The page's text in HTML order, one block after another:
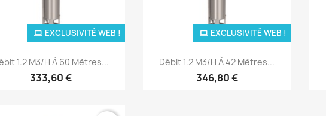
Aperçu rapide
1.2 M3/H À 60 Mètres...
333,60 €
EXCLUSIVITÉ WEB !
Aperçu rapide
Débit 1.2 M3/H À 42 Mètres...
346,80 €
EXCLUSIVITÉ WEB !